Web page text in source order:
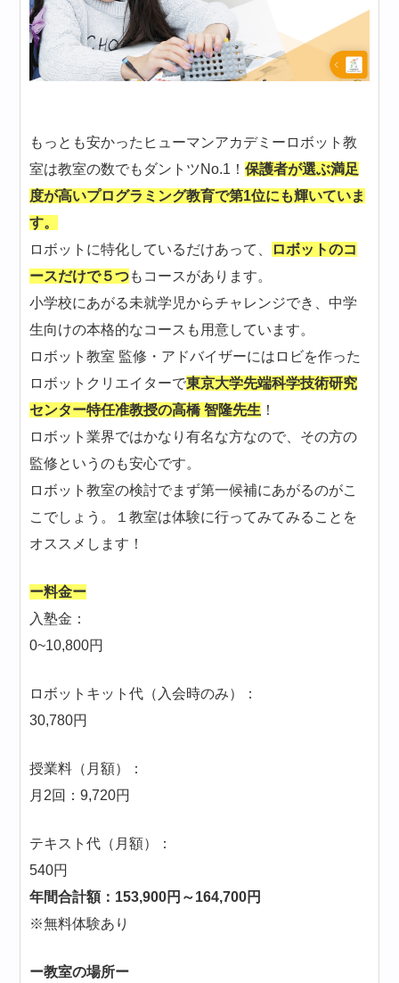
もっとも安かったヒューマンアカデミーロボット教
室は教室の数でもダントツNo.1！保護者が選ぶ満足
度が高いプログラミング教育で第1位にも輝いていま
す。
ロボットに特化しているだけあって、
ロボットのコ
ースだけで５つもコースがあります。
小学校にあがる未就学児からチャレンジでき、中学
生向けの本格的なコースも用意しています。
ロボット教室 監修・アドバイザーにはロビを作った
ロボットクリエイターで東京大学先端科学技術研究
センター特任准教授の高橋 智隆先生 ！
ロボット業界ではかなり有名な方なので、その方の
監修というのも安心です。
ロボット教室の検討でまず第一候補にあがるのがこ
こでしょう。１教室は体験に行ってみてみることを
オススメします！
ー料金ー
入塾金：
0~10,800円
ロボットキット代（入会時のみ）：
30,780円
授業料（月額）：
月2回：9,720円
テキスト代（月額）：
540円
年間合計額：153,900円～164,700円
※無料体験あり
ー教室の場所ー